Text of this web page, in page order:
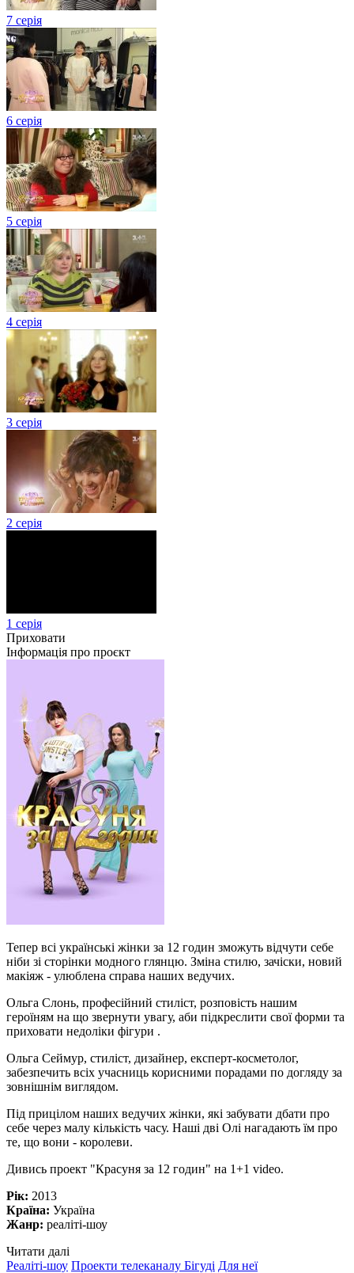
7 серія
6 серія
5 серія
4 серія
3 серія
2 серія
1 серія
Приховати
Інформація про проєкт
Тепер всі українські жінки за 12 годин зможуть відчути себе
ніби зі сторінки модного глянцю. Зміна стилю, зачіски, новий
макіяж - улюблена справа наших ведучих.
Ольга Слонь, професійний стиліст, розповість нашим
героїням на що звернути увагу, аби підкреслити свої форми та
приховати недоліки фігури .
Ольга Сеймур, стиліст, дизайнер, експерт-косметолог,
забезпечить всіх учасниць корисними порадами по догляду за
зовнішнім виглядом.
Під прицілом наших ведучих жінки, які забувати дбати про
себе через малу кількість часу. Наші дві Олі нагадають їм про
те, що вони - королеви.
Дивись проект "Красуня за 12 годин" на 1+1 video.
Рік: 2013
Країна: Україна
Жанр: реаліті-шоу
Читати далі
Реаліті-шоу Проекти телеканалу Бігуді Для неї